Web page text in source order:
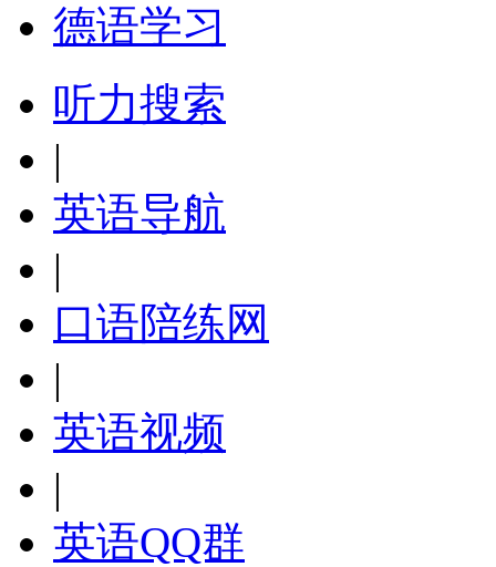
德语学习
听力搜索
|
英语导航
|
口语陪练网
|
英语视频
|
英语QQ群